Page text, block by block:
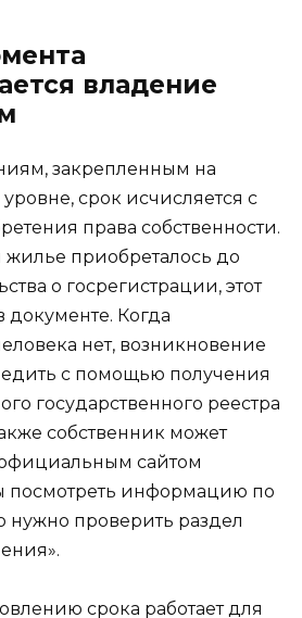
владение
закрепленным на
срок исчисляется с
права собственности.
жилье приобреталось до
о госрегистрации, этот
документе. Когда
нет, возникновение
с помощью получения
государственного реестра
собственник может
официальным сайтом
посмотреть информацию по
нужно проверить раздел
срока работает для